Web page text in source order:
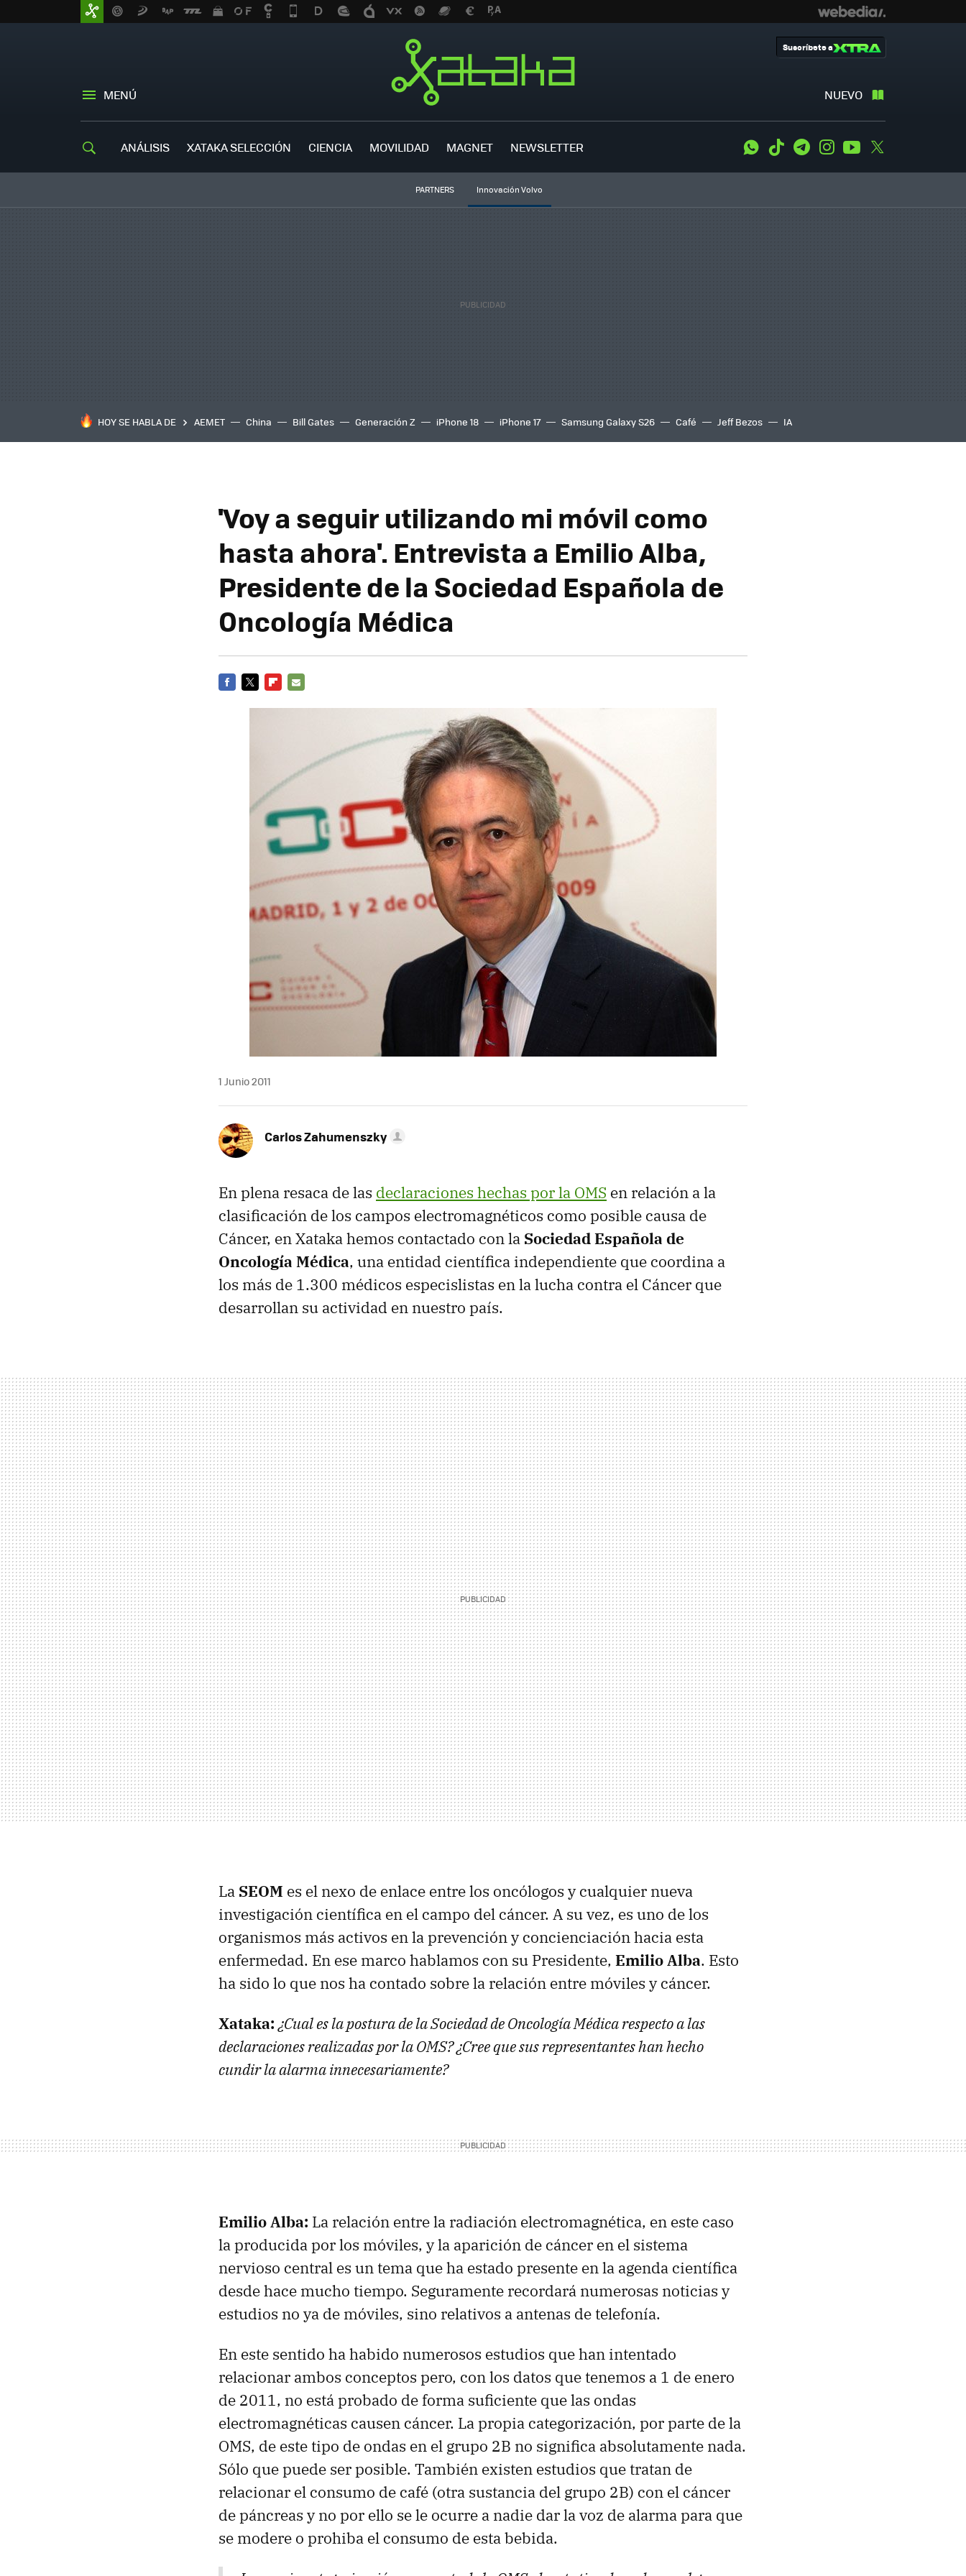
MENÚ NUEVO
Suscríbete a
ANÁLISIS XATAKA SELECCIÓN CIENCIA MOVILIDAD MAGNET NEWSLETTER WhatsApp
Tiktok TelegramInstagramYoutube
PARTNERS Innovación Volvo
HOY SE HABLA DE AEMET China Bill Gates Generación Z iPhone 18 iPhone 17 Samsung Galaxy S26 Café Jeff Bezos IA
'Voy a seguir utilizando mi móvil como
hasta ahora'. Entrevista a Emilio Alba,
Presidente de la Sociedad Española de
Oncología Médica
1 Junio 2011
Carlos Zahumenszky
En plena resaca de las declaraciones hechas por la OMS en relación a la
clasificación de los campos electromagnéticos como posible causa de
Cáncer, en Xataka hemos contactado con la Sociedad Española de
Oncología Médica, una entidad científica independiente que coordina a
los más de 1.300 médicos especislistas en la lucha contra el Cáncer que
desarrollan su actividad en nuestro país.
La SEOM es el nexo de enlace entre los oncólogos y cualquier nueva
investigación científica en el campo del cáncer. A su vez, es uno de los
organismos más activos en la prevención y concienciación hacia esta
enfermedad. En ese marco hablamos con su Presidente, Emilio Alba. Esto
ha sido lo que nos ha contado sobre la relación entre móviles y cáncer.
Xataka: ¿Cual es la postura de la Sociedad de Oncología Médica respecto a las
declaraciones realizadas por la OMS? ¿Cree que sus representantes han hecho
cundir la alarma innecesariamente?
Emilio Alba: La relación entre la radiación electromagnética, en este caso
la producida por los móviles, y la aparición de cáncer en el sistema
nervioso central es un tema que ha estado presente en la agenda científica
desde hace mucho tiempo. Seguramente recordará numerosas noticias y
estudios no ya de móviles, sino relativos a antenas de telefonía.
En este sentido ha habido numerosos estudios que han intentado
relacionar ambos conceptos pero, con los datos que tenemos a 1 de enero
de 2011, no está probado de forma suficiente que las ondas
electromagnéticas causen cáncer. La propia categorización, por parte de la
OMS, de este tipo de ondas en el grupo 2B no significa absolutamente nada.
Sólo que puede ser posible. También existen estudios que tratan de
relacionar el consumo de café (otra sustancia del grupo 2B) con el cáncer
de páncreas y no por ello se le ocurre a nadie dar la voz de alarma para que
se modere o prohiba el consumo de esta bebida.